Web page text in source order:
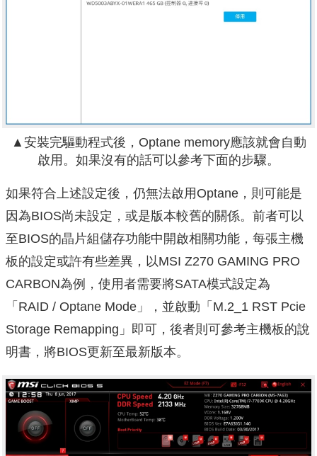
▲安裝完驅動程式後，Optane memory應該就會自動
啟用。如果沒有的話可以參考下面的步驟。
如果符合上述設定後，仍無法啟用Optane，則可能是
因為BIOS尚未設定，或是版本較舊的關係。前者可以
至BIOS的晶片組儲存功能中開啟相關功能，每張主機
板的設定或許有些差異，以MSI Z270 GAMING PRO
CARBON為例，使用者需要將SATA模式設定為
「RAID / Optane Mode」，並啟動「M.2_1 RST Pcie
Storage Remapping」即可，後者則可參考主機板的說
明書，將BIOS更新至最新版本。